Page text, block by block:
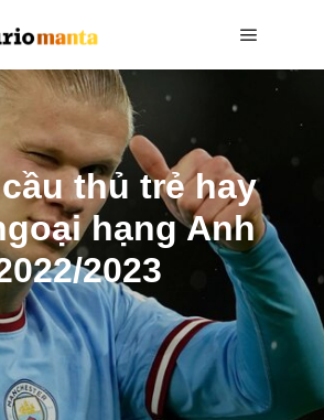
thủ trẻ hay
hạng Anh
2023